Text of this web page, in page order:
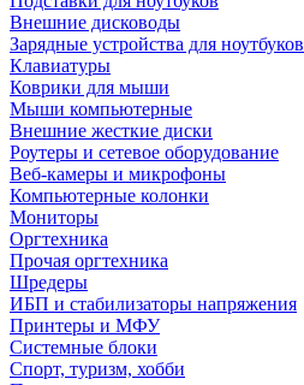
Внешние дисководы
Зарядные устройства для ноутбуков
Клавиатуры
Коврики для мыши
Мыши компьютерные
Внешние жесткие диски
Роутеры и сетевое оборудование
Веб-камеры и микрофоны
Компьютерные колонки
Мониторы
Оргтехника
Прочая оргтехника
Шредеры
ИБП и стабилизаторы напряжения
Принтеры и МФУ
Системные блоки
Спорт, туризм, хобби